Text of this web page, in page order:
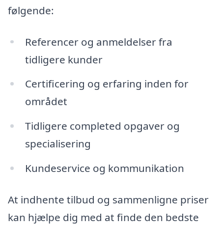
følgende:
Referencer og anmeldelser fra
tidligere kunder
Certificering og erfaring inden for
området
Tidligere completed opgaver og
specialisering
Kundeservice og kommunikation
At indhente tilbud og sammenligne priser
kan hjælpe dig med at finde den bedste